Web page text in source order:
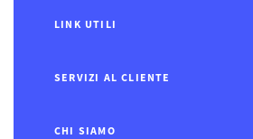
LINK UTILI
SERVIZI AL CLIENTE
CHI SIAMO